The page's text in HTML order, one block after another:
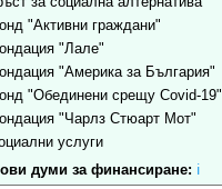
"Активни граждани"
"Лале"
"Америка за България"
"Обединени срещу Covid-19"
"Чарлз Стюарт Мот"
услуги
думи за финансиране: ℹ